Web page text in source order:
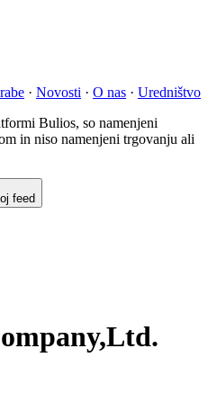
· Novosti · O nas · Uredništvo
Bulios, so namenjeni
in niso namenjeni trgovanju ali
feed